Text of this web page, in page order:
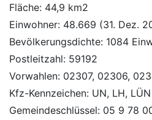
Fläche: 44,9 km2
Einwohner: 48.669 (31. Dez.
Bevölkerungsdichte: 1084
Postleitzahl: 59192
Vorwahlen: 02307, 02306,
Kfz-Kennzeichen: UN, LH, LÜN
Gemeindeschlüssel: 05 9 78